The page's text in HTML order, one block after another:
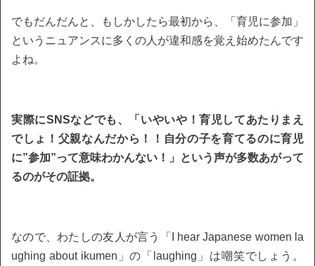
でもだんだんと、もしかしたら最初から、「育児に参加」
というニュアンスに多くの人が違和感を覚え始めたんです
よね。
実際にSNSなどでも、「いやいや！育児してあたりまえ
でしょ！父親なんだから！！自分の子を育てるのに育児
に”参加”って意味わかんない！」という声が多数あがって
るのがその証拠。
なので、わたしの友人が言う「I hear Japanese women la
ughing about ikumen」の「laughing」は嘲笑でしょう。